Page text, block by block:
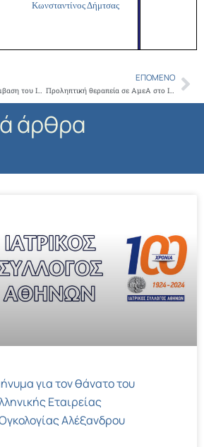
Κωνσταντίνος Δήμτσας
Μετά τη δυναμική παρέμβαση του ΙΣΑ δίνεται λύση στην παράταση της θητείας των ειδικευόμενων στα Δημόσια νοσοκομεία
ΕΠΌΜΕΝΟ
Προληπτική θεραπεία σε ΑμεΑ στο Ιατρείο κοινωνικής Αποστολής
άρθρα
για τον θάνατο του
Εταιρείας
Αλέξανδρου